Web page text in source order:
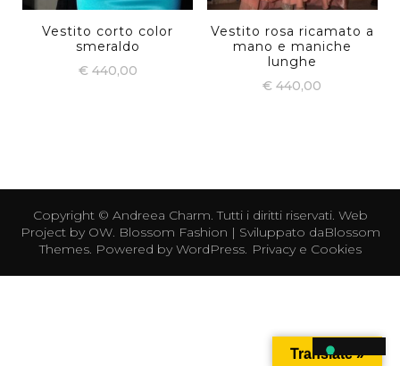
Vestito corto color
smeraldo
€440,00
Vestito rosa ricamato a
mano e maniche
lunghe
€ 440,00
Copyright © Andreea Charm. Tutti i diritti riservati. Web
Project by OW. Blossom Fashion | Sviluppato daBlossom
Themes. Powered by WordPress. Privacy e Cookies
Translate »